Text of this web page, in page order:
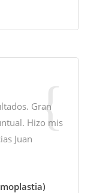
Gran
Hizo mis
Juan